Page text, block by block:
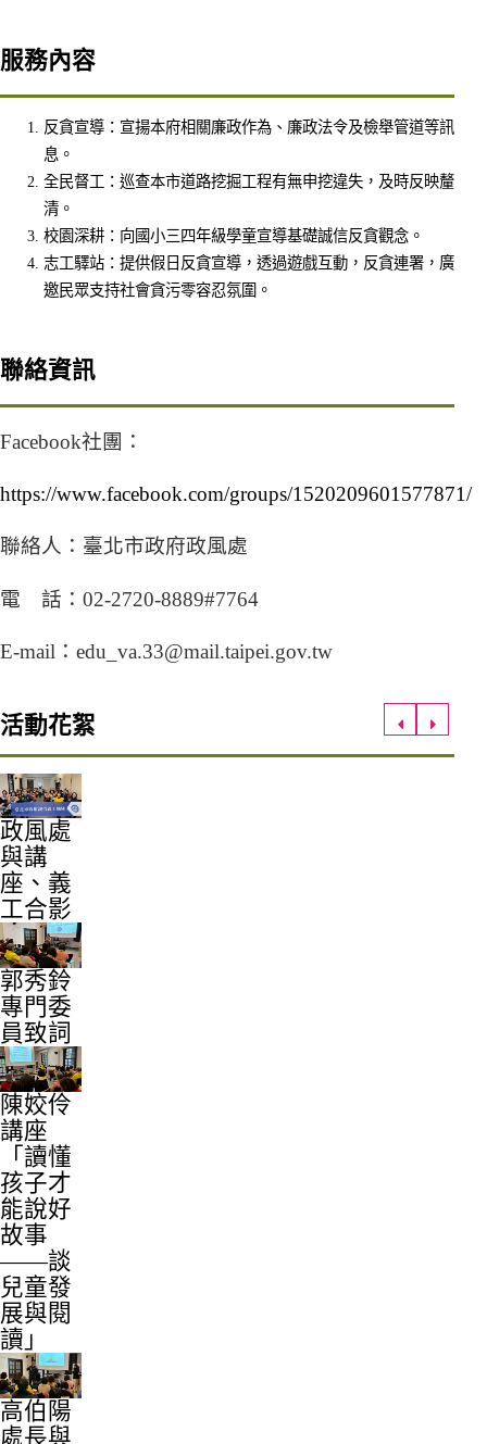
服務內容
反貪宣導：宣揚本府相關廉政作為、廉政法令及檢舉管道等訊
息。
全民督工：巡查本市道路挖掘工程有無申挖違失，及時反映釐
清。
校園深耕：向國小三四年級學童宣導基礎誠信反貪觀念。
志工驛站：提供假日反貪宣導，透過遊戲互動，反貪連署，廣
邀民眾支持社會貪污零容忍氛圍。
聯絡資訊
Facebook社團：
https://www.facebook.com/groups/1520209601577871/
（另開新視窗）
聯絡人：臺北市政府政風處
電 話：02-2720-8889#7764
E-mail：edu_va.33@mail.taipei.gov.tw
活動花絮 上一筆下一筆
政風處
與講
座、義
工合影
郭秀鈴
專門委
員致詞
陳姣伶
講座
「讀懂
孩子才
能說好
故事
——談
兒童發
展與閱
讀」
高伯陽
處長與